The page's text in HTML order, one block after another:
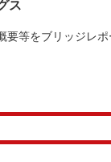
ス
等をブリッジレポ